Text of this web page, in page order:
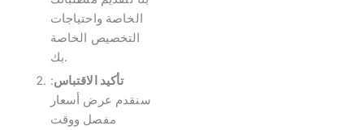
الخاصة واحتياجات
التخصيص الخاصة
بك.
تأكيد الاقتباس:
سنقدم عرض أسعار
مفصل ووقت